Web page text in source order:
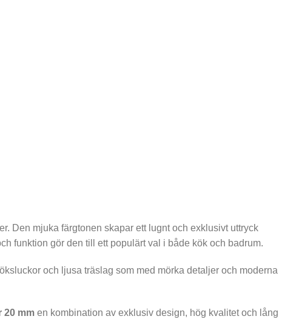
Den mjuka färgtonen skapar ett lugnt och exklusivt uttryck
funktion gör den till ett populärt val i både kök och badrum.
och ljusa träslag som med mörka detaljer och moderna
20 mm en kombination av exklusiv design, hög kvalitet och lång